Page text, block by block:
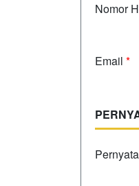
Nomor
Email *